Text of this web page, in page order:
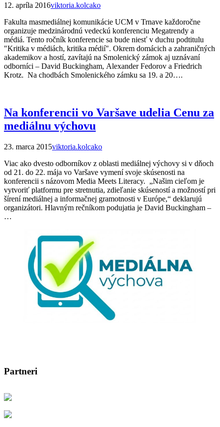
12. apríla 2016viktoria.kolcako
Fakulta masmediálnej komunikácie UCM v Trnave každoročne
organizuje medzinárodnú vedeckú konferenciu Megatrendy a
médiá. Tento ročník konferencie sa bude niesť v duchu podtitulu
"Kritika v médiách, kritika médií". Okrem domácich a zahraničných
akademikov a hostí, zavítajú na Smolenický zámok aj uznávaní
odborníci – David Buckingham, Alexander Fedorov a Friedrich
Krotz. Na chodbách Smolenického zámku sa 19. a 20….
Na konferencii vo Varšave udelia Cenu za
mediálnu výchovu
23. marca 2015viktoria.kolcako
Viac ako dvesto odborníkov z oblasti mediálnej výchovy si v dňoch
od 21. do 22. mája vo Varšave vymení svoje skúsenosti na
konferencii s názovom Media Meets Literacy. „Našim cieľom je
vytvoriť platformu pre stretnutia, zdieľanie skúseností a možností pri
šírení mediálnej a informačnej gramotnosti v Európe,“ deklarujú
organizátori. Hlavným rečníkom podujatia je David Buckingham –
…
Partneri